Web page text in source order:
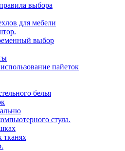
выбора
для мебели
выбор
пайеток
белья
стула.
тканях